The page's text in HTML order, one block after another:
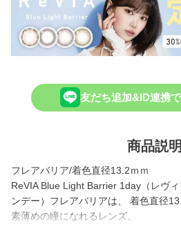
友だち追加&ID連携
商品説明
フレアバリア/着色直径13.2ｍｍ
ReVIA Blue Light Barrier 1day（レヴ
ンデー）フレアバリアは、 着色直径
素薄めの瞳になれるレンズ。